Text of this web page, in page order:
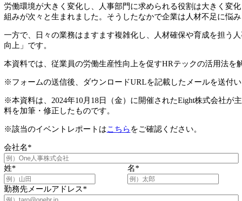
労働環境が大きく変化し、人事部門に求められる役割は大きく変
組みが次々と生まれました。そうしたなかで企業は人材不足に悩
一方で、日々の業務はますます複雑化し、人材確保や育成を担う
向上」です。
本資料では、従業員の労働生産性向上を促すHRテックの活用法を
※フォームの送信後、ダウンロードURLを記載したメールを送付い
※本資料は、2024年10月18日（金）に開催されたEight株式会社が
料を加筆・修正したものです。
※該当のイベントレポートはこちら をご確認ください。
会社名*
姓* 名*
勤務先メールアドレス*